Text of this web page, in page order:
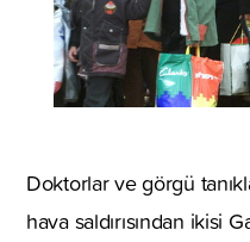
Doktorlar ve görgü
hava saldırısından ikisi